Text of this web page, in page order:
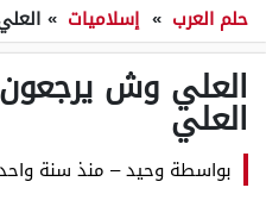
حلم العرب » إسلاميات »
العلي وش
العلي
بواسطة وحيد– منذ سنة